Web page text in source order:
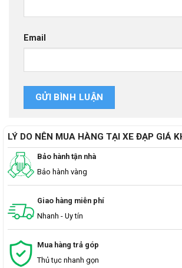
Email
LÝ DO NÊN MUA HÀNG TẠI XE ĐẠP GIÁ
Bảo hành tận nhà
Bảo hành vàng
Giao hàng miễn phí
Nhanh - Uy tín
Mua hàng trả góp
Thủ tục nhanh gọn